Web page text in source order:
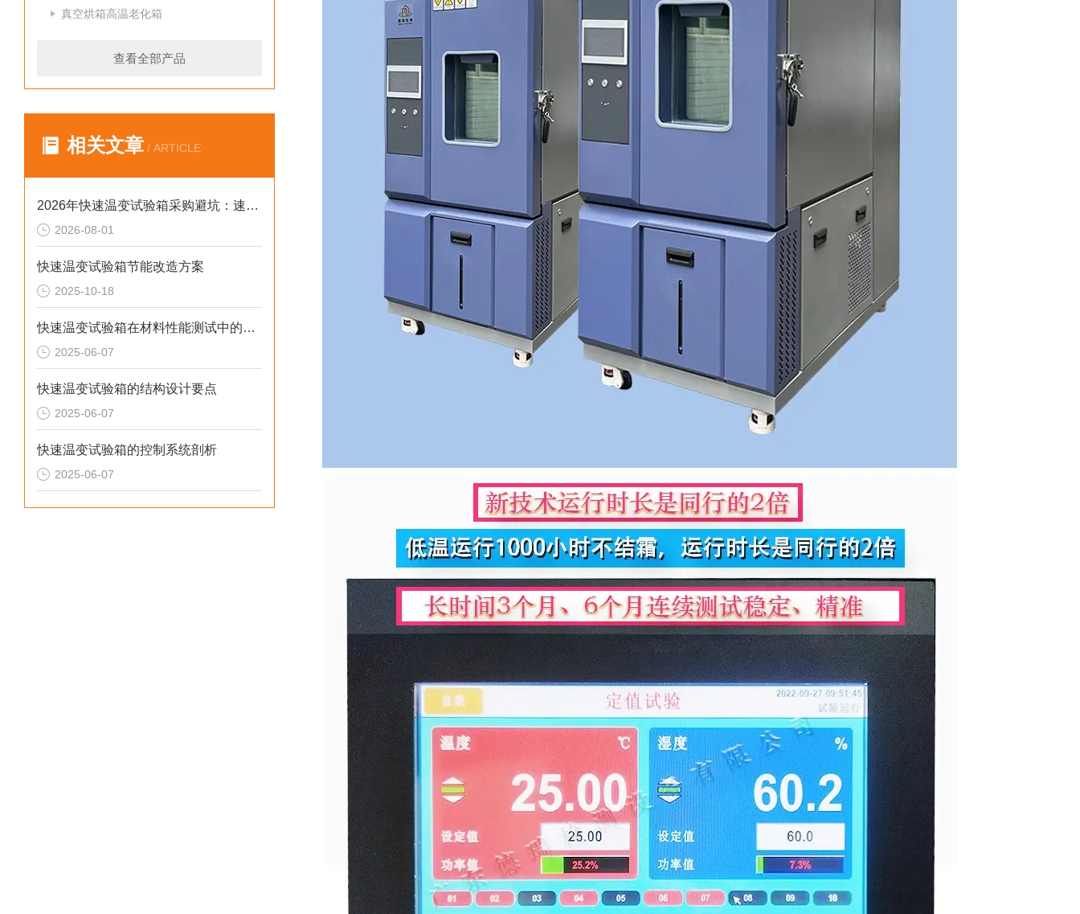
真空烘箱高温老化箱
查看全部产品
相关文章 / ARTICLE
2026年快速温变试验箱采购避坑：速率、工况与合规选型逻辑
2026-08-01
快速温变试验箱节能改造方案
2025-10-18
快速温变试验箱在材料性能测试中的重要作用
2025-06-07
快速温变试验箱的结构设计要点
2025-06-07
快速温变试验箱的控制系统剖析
2025-06-07